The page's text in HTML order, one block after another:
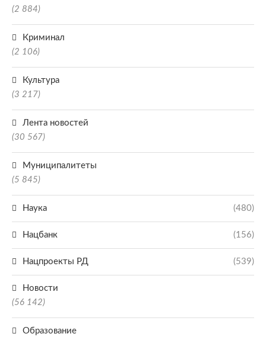
(2 884)
Криминал
(2 106)
Культура
(3 217)
Лента новостей
(30 567)
Муниципалитеты
(5 845)
Наука (480)
Нацбанк (156)
Нацпроекты РД (539)
Новости
(56 142)
Образование